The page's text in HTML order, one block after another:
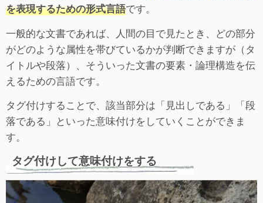
を表現するための形式言語です。
一般的な文書であれば、人間の目で見たとき、どの部分
がどのような属性を帯びているかが判断できますが（タ
イトルや段落）、そういった文書の要素・論理構造を伝
えるための言語です。
タグ付けすることで、該当部分は「見出しである」「段
落である」といった意味付けをしていくことができま
す。
タグ付けして意味付けをする